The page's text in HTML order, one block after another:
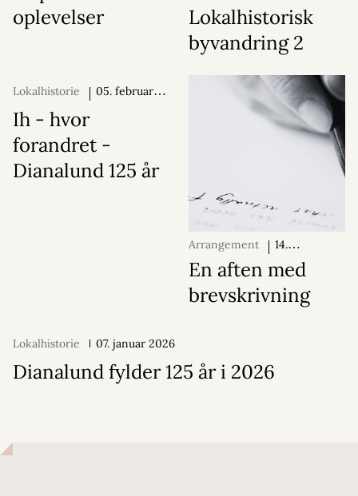
oplevelser
Lokalhistorisk
byvandring 2
Lokalhistorie
05. februar
2026
Ih - hvor
forandret -
Dianalund 125 år
Arrangement
14.
september 2026
En aften med
brevskrivning
Lokalhistorie 07. januar 2026
Dianalund fylder 125 år i 2026